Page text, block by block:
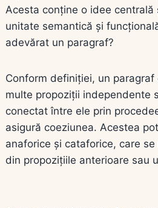
Acesta conține o idee
unitate semantică și
adevărat un paragraf?
Conform definiției, un
multe propoziții independente
conectat între ele prin
asigură coeziunea. Acestea
anaforice și cataforice, care
din propozițiile anterioare sau